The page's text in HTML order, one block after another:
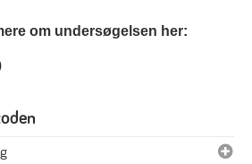
om undersøgelsen her: